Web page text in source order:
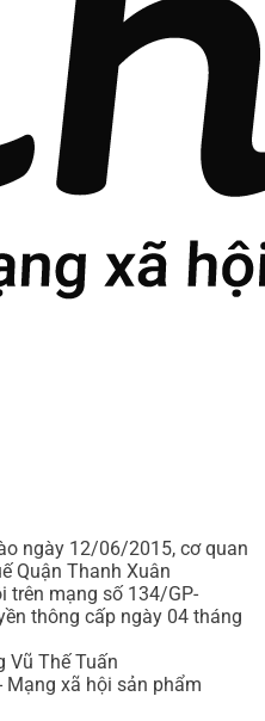
ngày 12/06/2015, cơ quan
Quận Thanh Xuân
trên mạng số 134/GP-
thông cấp ngày 04 tháng
Vũ Thế Tuấn
Mạng xã hội sản phẩm